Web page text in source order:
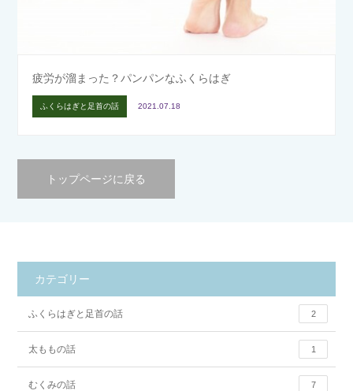
疲労が溜まった？パンパンなふくらはぎ
ふくらはぎと足首の話 2021.07.18
トップページに戻る
カテゴリー
ふくらはぎと足首の話 2
太ももの話 1
むくみの話 7